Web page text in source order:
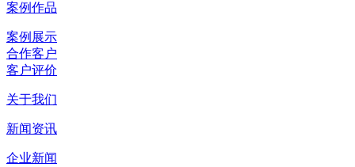
案例作品
案例展示
合作客户
客户评价
关于我们
新闻资讯
企业新闻